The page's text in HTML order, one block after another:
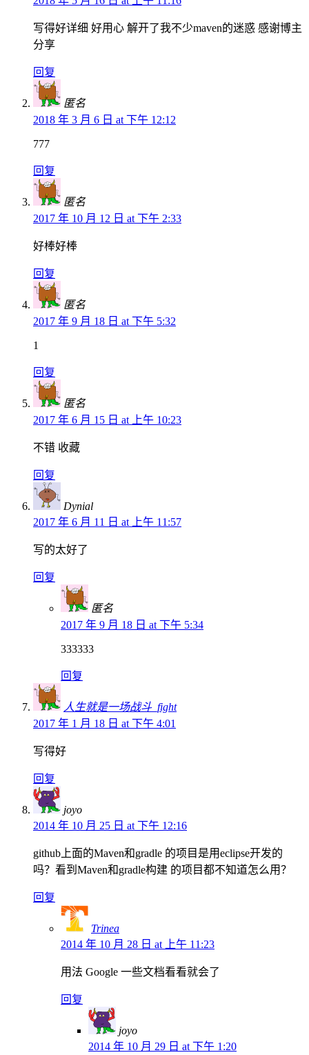
写得好详细 好用心 解开了我不少maven的迷惑 感谢博主
分享
回复
匿名
2018 年 3 月 6 日 at 下午 12:12
777
回复
匿名
2017 年 10 月 12 日 at 下午 2:33
好棒好棒
回复
匿名
2017 年 9 月 18 日 at 下午 5:32
1
回复
匿名
2017 年 6 月 15 日 at 上午 10:23
不错 收藏
回复
Dynial
2017 年 6 月 11 日 at 上午 11:57
写的太好了
回复
匿名
2017 年 9 月 18 日 at 下午 5:34
333333
回复
人生就是一场战斗_fight
2017 年 1 月 18 日 at 下午 4:01
写得好
回复
joyo
2014 年 10 月 25 日 at 下午 12:16
github上面的Maven和gradle 的项目是用eclipse开发的
吗？看到Maven和gradle构建 的项目都不知道怎么用？
回复
Trinea
2014 年 10 月 28 日 at 上午 11:23
用法 Google 一些文档看看就会了
回复
joyo
2014 年 10 月 29 日 at 下午 1:20